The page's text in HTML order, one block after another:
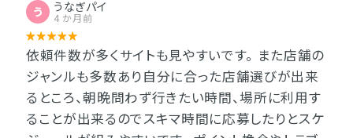
う うなぎパイ
4 か月前
依頼件数が多くサイトも見やすいです。 また店舗の
ジャンルも多数あり自分に合った店舗選びが出来
るところ、朝晩問わず行きたい時間、場所に利用す
ることが出来るのでスキマ時間に応募したりとスケ